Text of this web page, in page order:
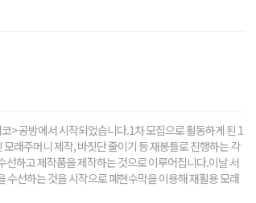
> 공방에서 시작되었습니다.1차 모집으로 활동하게 된 1
래주머니 제작, 바짓단 줄이기 등 재봉틀로 진행하는 각
하고 제작품을 제작하는 것으로 이루어집니다.이날 서
수선하는 것을 시작으로 폐현수막을 이용해 재활용 모래